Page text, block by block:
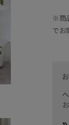
※商
でお